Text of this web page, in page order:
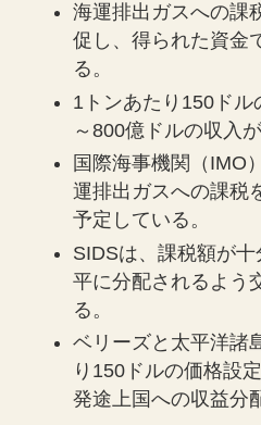
海運排出ガスへの課
促し、得られた資金
る。
1トンあたり150ド
～800億ドルの収入
国際海事機関（IMO
運排出ガスへの課税
予定している。
SIDSは、課税額が
平に分配されるよう
る。
ベリーズと太平洋諸
り150ドルの価格設
発途上国への収益分